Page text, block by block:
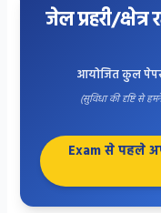
जेल प्रहरी/
आयोजित कुल
(सुविधा की दृष्टि से
Exam से पहले